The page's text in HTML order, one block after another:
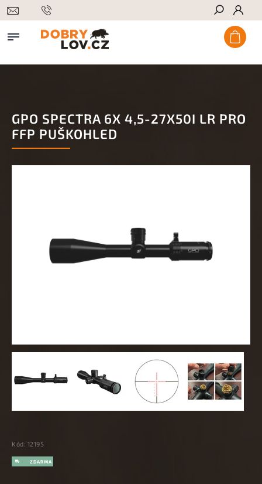
Hledat
GPO SPECTRA 6X 4,5-27X50I LR PRO
FFP PUŠKOHLED
Kód: 12195